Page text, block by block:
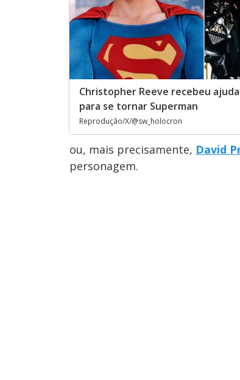
Christopher Reeve recebeu
para se tornar Superman
Reprodução/X/@sw_holocron
ou, mais precisamente, David
personagem.